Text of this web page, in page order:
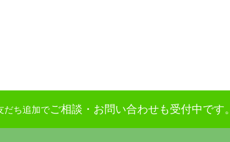
だち追加でご相談・お問い合わせも受付中です。